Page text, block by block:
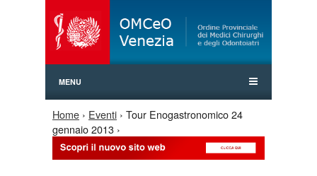
MENU
Tu sei qui
Home › Eventi › Tour Enogastronomico 24
gennaio 2013 ›